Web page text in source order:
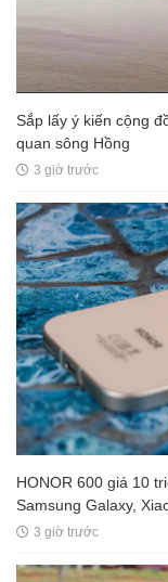
Sắp lấy ý kiến cộng
quan sông Hồng
3 giờ trước
HONOR 600 giá 10
Samsung Galaxy,
3 giờ trước